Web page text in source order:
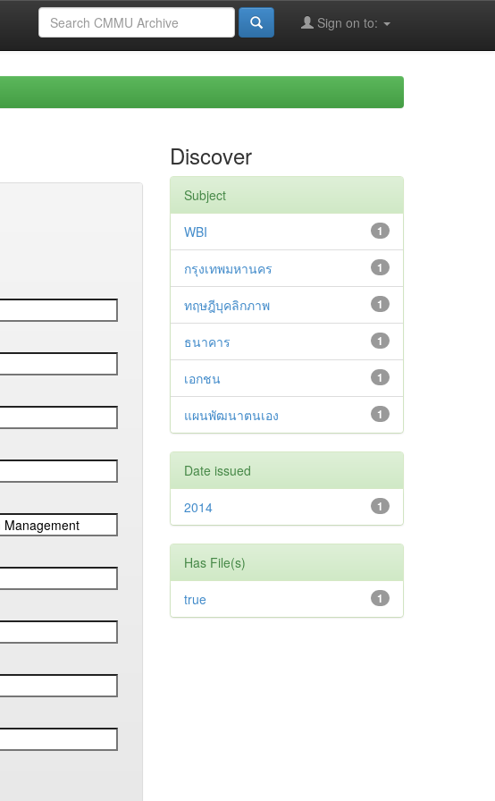
Sign on to:
Discover
Subject
1
WBI
1
กรุงเทพมหานคร
1
ทฤษฎีบุคลิกภาพ
1
ธนาคาร
1
เอกชน
1
แผนพัฒนาตนเอง
Date issued
1
2014
Has File(s)
1
true